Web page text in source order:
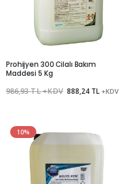
Prohijyen 300 Cilalı Bakım
Maddesi 5 Kg
986,93 TL +KDV 888,24 TL +KDV
10%